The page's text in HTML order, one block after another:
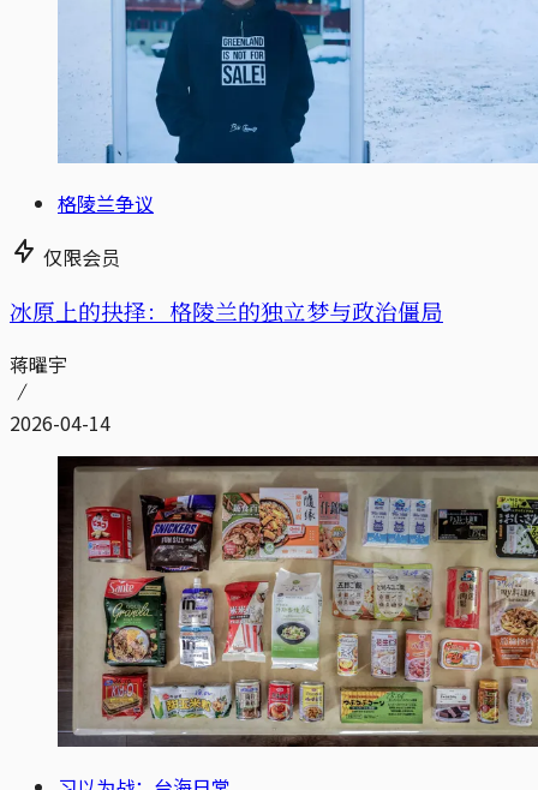
格陵兰争议
仅限会员
冰原上的抉择：格陵兰的独立梦与政治僵局
蒋曜宇
2026-04-14